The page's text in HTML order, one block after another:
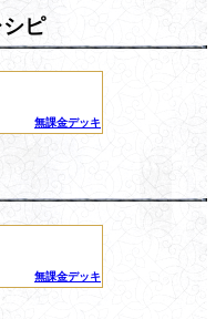
ピ
無課金デッキ
無課金デッキ